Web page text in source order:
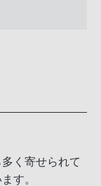
く寄せられて
す。